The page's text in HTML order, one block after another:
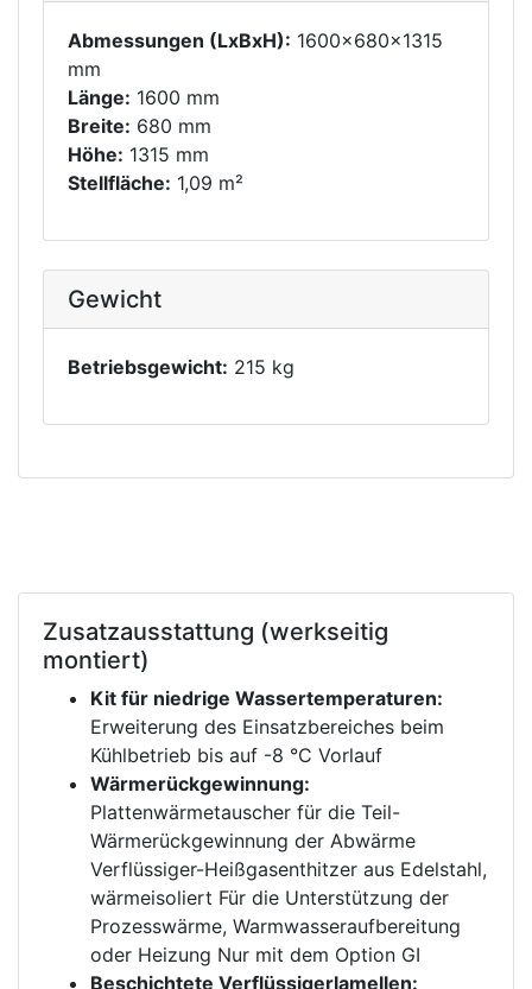
Abmessungen (LxBxH): 1600x680x1315
mm
Länge: 1600 mm
Breite: 680 mm
Höhe: 1315 mm
Stellfläche: 1,09 m²
Gewicht
Betriebsgewicht: 215 kg
Zusatzausstattung (werkseitig
montiert)
Kit für niedrige Wassertemperaturen:
Erweiterung des Einsatzbereiches beim
Kühlbetrieb bis auf -8 °C Vorlauf
Wärmerückgewinnung:
Plattenwärmetauscher für die Teil-
Wärmerückgewinnung der Abwärme
Verflüssiger-Heißgasenthitzer aus Edelstahl,
wärmeisoliert Für die Unterstützung der
Prozesswärme, Warmwasseraufbereitung
oder Heizung Nur mit dem Option GI
Beschichtete Verflüssigerlamellen: